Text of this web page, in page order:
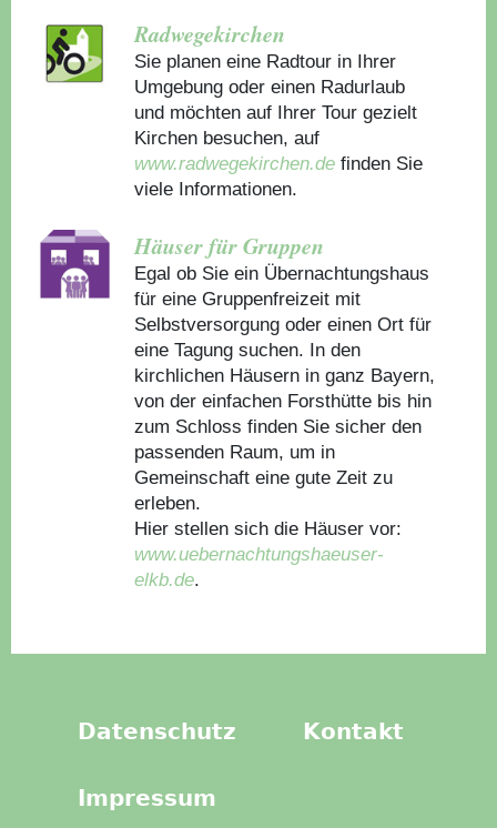
Radwegekirchen
Sie planen eine Radtour in Ihrer
Umgebung oder einen Radurlaub
und möchten auf Ihrer Tour gezielt
Kirchen besuchen, auf
www.radwegekirchen.de finden Sie
viele Informationen.
Häuser für Gruppen
Egal ob Sie ein Übernachtungshaus
für eine Gruppenfreizeit mit
Selbstversorgung oder einen Ort für
eine Tagung suchen. In den
kirchlichen Häusern in ganz Bayern,
von der einfachen Forsthütte bis hin
zum Schloss finden Sie sicher den
passenden Raum, um in
Gemeinschaft eine gute Zeit zu
erleben.
Hier stellen sich die Häuser vor:
www.uebernachtungshaeuser-
elkb.de.
Datenschutz Kontakt
Impressum